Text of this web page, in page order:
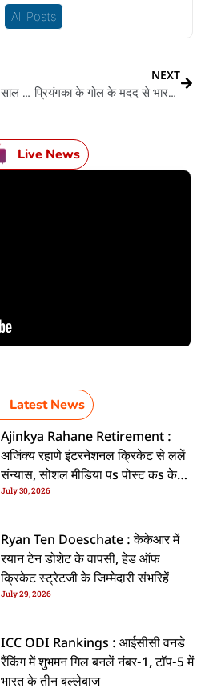
All Posts
कनाडा के फुटबॉल टीम 36 साल बाद विश्व कप में जगे बनवलस
NEXT
प्रियंगका के गोल के मदद से भारत मिस्र के 1-0 हरवलस
Live News
Latest News
Ajinkya Rahane Retirement :
अजिंक्य रहाणे इंटरनेशनल क्रिकेट से ललें
संन्यास, सोशल मीडिया पs पोस्ट कs के
कइलें एलान
July 30, 2026
Ryan Ten Doeschate : केकेआर में
रयान टेन डोशेट के वापसी, हेड ऑफ
क्रिकेट स्ट्रेटजी के जिम्मेदारी संभरिहें
July 29, 2026
ICC ODI Rankings : आईसीसी वनडे
रैंकिंग में शुभमन गिल बनलें नंबर-1, टॉप-5 में
भारत के तीन बल्लेबाज